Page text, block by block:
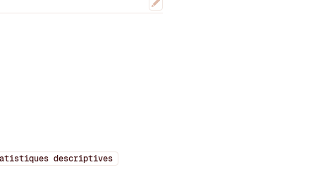
descriptives